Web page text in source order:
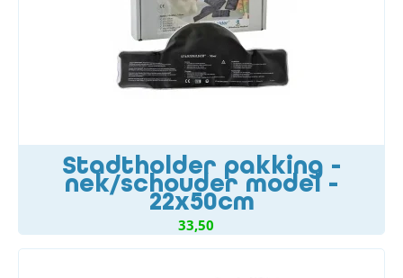
Stadtholder pakking -
nek/schouder model -
22x50cm
33,50